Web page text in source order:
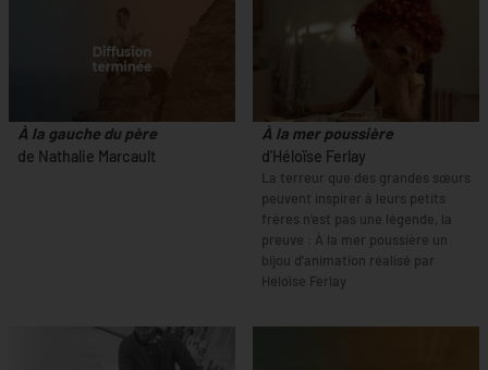
À la gauche du père
de Nathalie Marcault
À la mer poussière
d'Héloïse Ferlay
La terreur que des grandes sœurs
peuvent inspirer à leurs petits
frères n’est pas une légende, la
preuve : À la mer poussière un
bijou d’animation réalisé par
Héloïse Ferlay